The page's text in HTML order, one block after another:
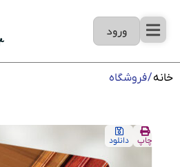
ورود
خانه/ فروشگاه
چاپ دانلود